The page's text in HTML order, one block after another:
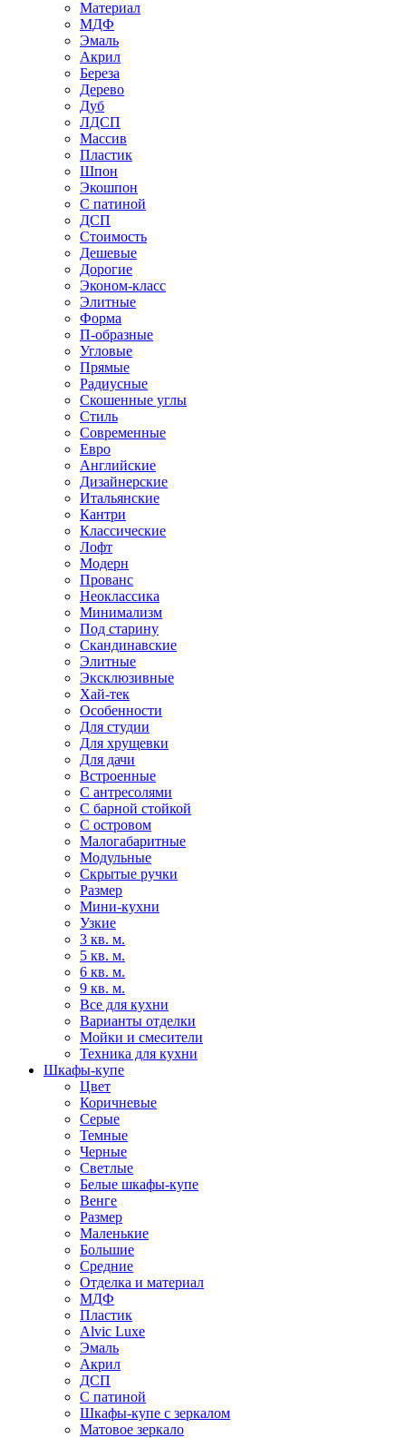
Материал
МДФ
Эмаль
Акрил
Береза
Дерево
Дуб
ЛДСП
Массив
Пластик
Шпон
Экошпон
С патиной
ДСП
Стоимость
Дешевые
Дорогие
Эконом-класс
Элитные
Форма
П-образные
Угловые
Прямые
Радиусные
Скошенные углы
Стиль
Современные
Евро
Английские
Дизайнерские
Итальянские
Кантри
Классические
Лофт
Модерн
Прованс
Неоклассика
Минимализм
Под старину
Скандинавские
Элитные
Эксклюзивные
Хай-тек
Особенности
Для студии
Для хрущевки
Для дачи
Встроенные
С антресолями
С барной стойкой
С островом
Малогабаритные
Модульные
Скрытые ручки
Размер
Мини-кухни
Узкие
3 кв. м.
5 кв. м.
6 кв. м.
9 кв. м.
Все для кухни
Варианты отделки
Мойки и смесители
Техника для кухни
Шкафы-купе
Цвет
Коричневые
Серые
Темные
Черные
Светлые
Белые шкафы-купе
Венге
Размер
Маленькие
Большие
Средние
Отделка и материал
МДФ
Пластик
Alvic Luxe
Эмаль
Акрил
ДСП
С патиной
Шкафы-купе с зеркалом
Матовое зеркало